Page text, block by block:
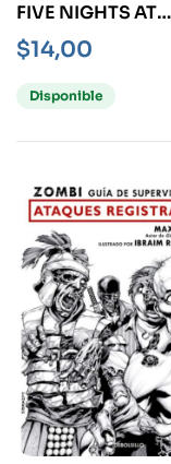
FIVE NIGHTS AT
FREDDYS 2 LOS
NOVELA
$14,00
Disponible